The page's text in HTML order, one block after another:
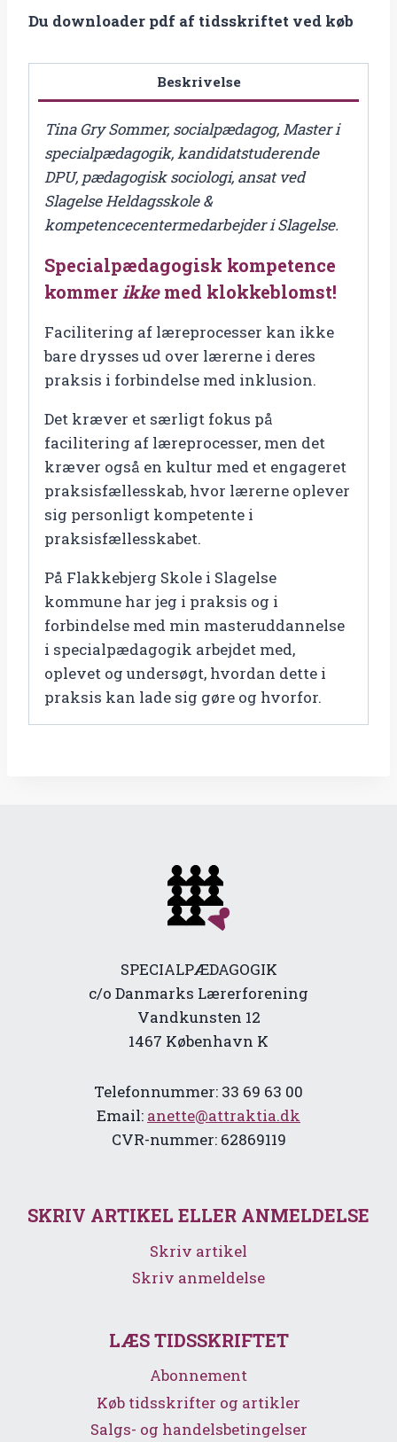
Specialpædagogisk
ikke
med
klokkeblomst!
antal
Du downloader pdf af tidsskriftet ved køb
Beskrivelse
Tina Gry Sommer, socialpædagog, Master i
specialpædagogik, kandidatstuderende
DPU, pædagogisk sociologi, ansat ved
Slagelse Heldagsskole &
kompetencecentermedarbejder i Slagelse.
Specialpædagogisk kompetence
kommer ikkemed klokkeblomst!
Facilitering af læreprocesser kan ikke
bare drysses ud over lærerne i deres
praksis i forbindelse med inklusion.
Det kræver et særligt fokus på
facilitering af læreprocesser, men det
kræver også en kultur med et engageret
praksisfællesskab, hvor lærerne oplever
sig personligt kompetente i
praksisfællesskabet.
På Flakkebjerg Skole i Slagelse
kommune har jeg i praksis og i
forbindelse med min masteruddannelse
i specialpædagogik arbejdet med,
oplevet og undersøgt, hvordan dette i
praksis kan lade sig gøre og hvorfor.
SPECIALPÆDAGOGIK
c/o Danmarks Lærerforening
Vandkunsten 12
1467 København K
Telefonnummer: 33 69 63 00
Email: anette@attraktia.dk
CVR-nummer: 62869119
SKRIV ARTIKEL ELLER ANMELDELSE
Skriv artikel
Skriv anmeldelse
LÆS TIDSSKRIFTET
Abonnement
Køb tidsskrifter og artikler
Salgs- og handelsbetingelser